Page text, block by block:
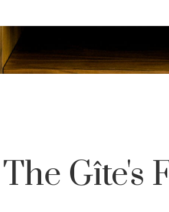
The Gîte's